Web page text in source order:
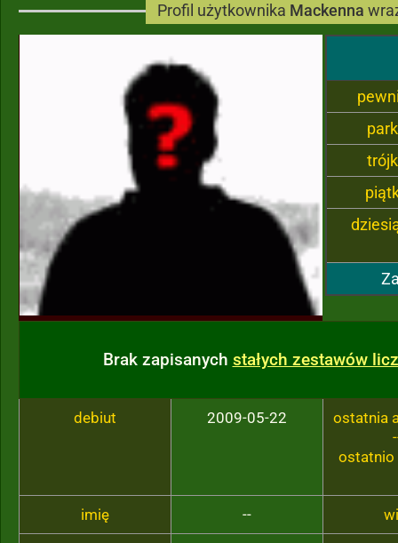
Profil użytkownika Mackenna
Brak zapisanych stałych zestawów
debiut 2009-05-22
ostatnia
ostatnio
imię --